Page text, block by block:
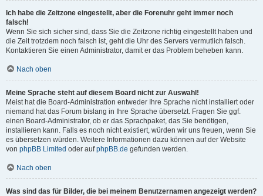
Ich habe die Zeitzone eingestellt, aber die Forenuhr geht immer noch
falsch!
Wenn Sie sich sicher sind, dass Sie die Zeitzone richtig eingestellt haben und
die Zeit trotzdem noch falsch ist, geht die Uhr des Servers vermutlich falsch.
Kontaktieren Sie einen Administrator, damit er das Problem beheben kann.
Nach oben
Meine Sprache steht auf diesem Board nicht zur Auswahl!
Meist hat die Board-Administration entweder Ihre Sprache nicht installiert oder
niemand hat das Forum bislang in Ihre Sprache übersetzt. Fragen Sie ggf.
einen Board-Administrator, ob er das Sprachpaket, das Sie benötigen,
installieren kann. Falls es noch nicht existiert, würden wir uns freuen, wenn Sie
es übersetzen würden. Weitere Informationen dazu können auf der Website
von phpBB Limited oder aufphpBB.de gefunden werden.
Nach oben
Was sind das für Bilder, die bei meinem Benutzernamen angezeigt werden?